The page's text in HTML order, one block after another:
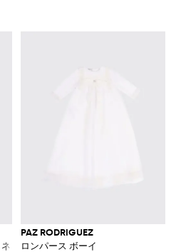
ン＆コットン半袖シャツ
PAZ RODRIGUEZ
ロンパース ボーイ